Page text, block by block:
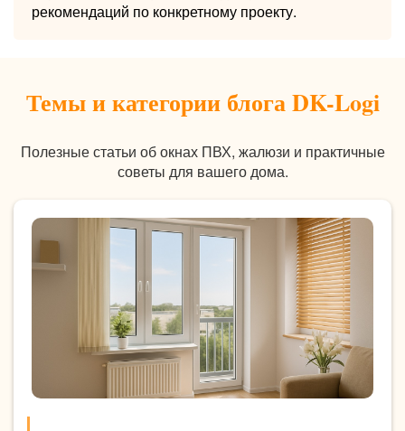
рекомендаций по конкретному проекту.
Темы и категории блога DK-Logi
Полезные статьи об окнах ПВХ, жалюзи и практичные
советы для вашего дома.